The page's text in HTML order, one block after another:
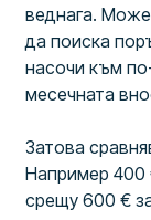
веднага.
да поиска
насочи към
месечната
Затова
Например 400
срещу 600 €